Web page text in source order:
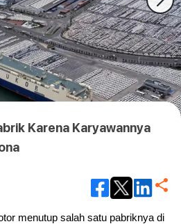
Karena Karyawannya
menutup salah satu pabriknya di